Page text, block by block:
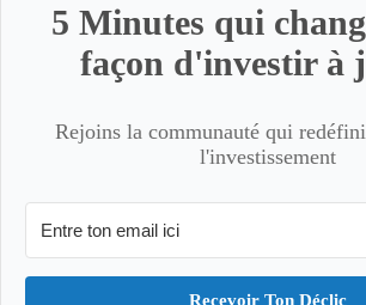
5 Minutes qui
façon d'investir à
Rejoins la communauté qui
l'investissement
Recevoir Ton Déclic